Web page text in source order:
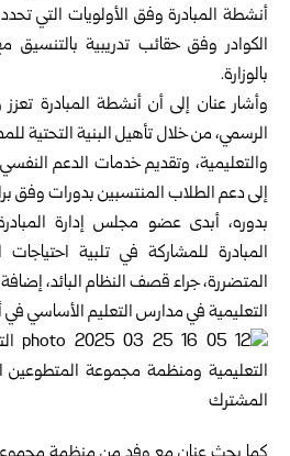
أنشطة ‏المبادرة وفق الأولويات التي
الكوادر وفق ‏حقائب تدريبية بالتنسيق
بالوزارة.‏
وأشار عنان إلى أن أنشطة المبادرة
‏الرسمي، من خلال تأهيل البنية التحتية
‏والتعليمية، وتقديم خدمات الدعم
إلى دعم ‏الطلاب المنتسبين بدورات وفق
بدوره، أبدى عضو مجلس إدارة
المبادرة ‏للمشاركة في تلبية
المتضررة، جراء ‏قصف النظام البائد،
التعليمية في ‏مدارس التعليم الأساسي